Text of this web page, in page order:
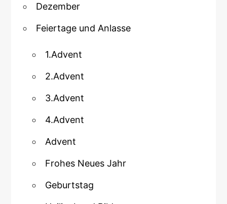
Dezember
Feiertage und Anlasse
1.Advent
2.Advent
3.Advent
4.Advent
Advent
Frohes Neues Jahr
Geburtstag